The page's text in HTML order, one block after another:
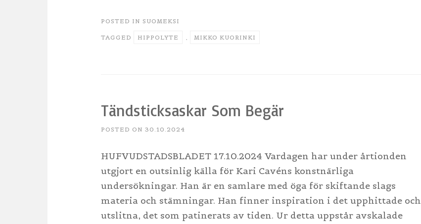
POSTED IN SUOMEKSI
TAGGED HIPPOLYTE , MIKKO KUORINKI
Tändsticksaskar Som Begär
POSTED ON 30.10.2024
HUFVUDSTADSBLADET 17.10.2024 Vardagen har under årtionden
utgjort en outsinlig källa för Kari Cavéns konstnärliga
undersökningar. Han är en samlare med öga för skiftande slags
materia och stämningar. Han finner inspiration i det upphittade och
utslitna, det som patinerats av tiden. Ur detta uppstår avskalade